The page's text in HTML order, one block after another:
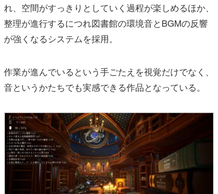
れ、空間がすっきりとしていく過程が楽しめるほか、
整理が進行するにつれ図書館の環境音とBGMの反響
が強くなるシステムを採用。
作業が進んでいるという手ごたえを視覚だけでなく、
音というかたちでも実感できる作品となっている。